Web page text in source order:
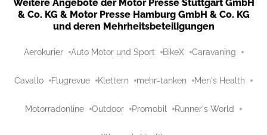
Weitere Angebote der Motor Presse Stuttgart GmbH
& Co. KG & Motor Presse Hamburg GmbH & Co. KG
und deren Mehrheitsbeteiligungen
Aerokurier Auto Motor und Sport BikeX Caravaning
Cavallo Flugrevue Klettern mehr-tanken Men's Health
Motorradonline Outdoor Promobil Runner's World